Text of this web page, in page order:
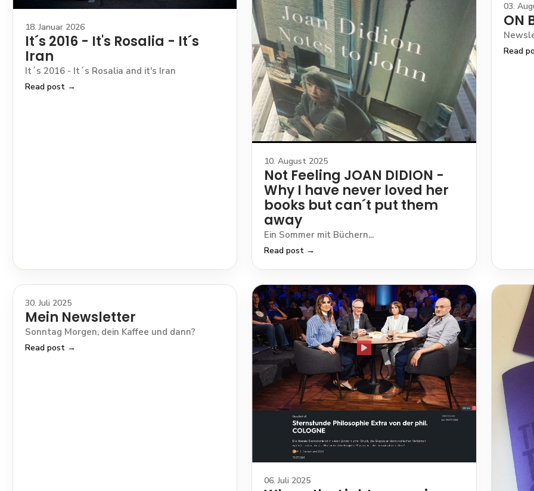
18. Januar 2026
It´s 2016 - It's Rosalia - It´s
Iran
It´s 2016 - It´s Rosalia and it's Iran
Read post →
10. August 2025
Not Feeling JOAN DIDION -
Why I have never loved her
books but can´t put them
away
Ein Sommer mit Büchern...
Read post →
03.
ON
Read
30. Juli 2025
Mein Newsletter
Sonntag Morgen, dein Kaffee und dann?
Read post →
06. Juli 2025